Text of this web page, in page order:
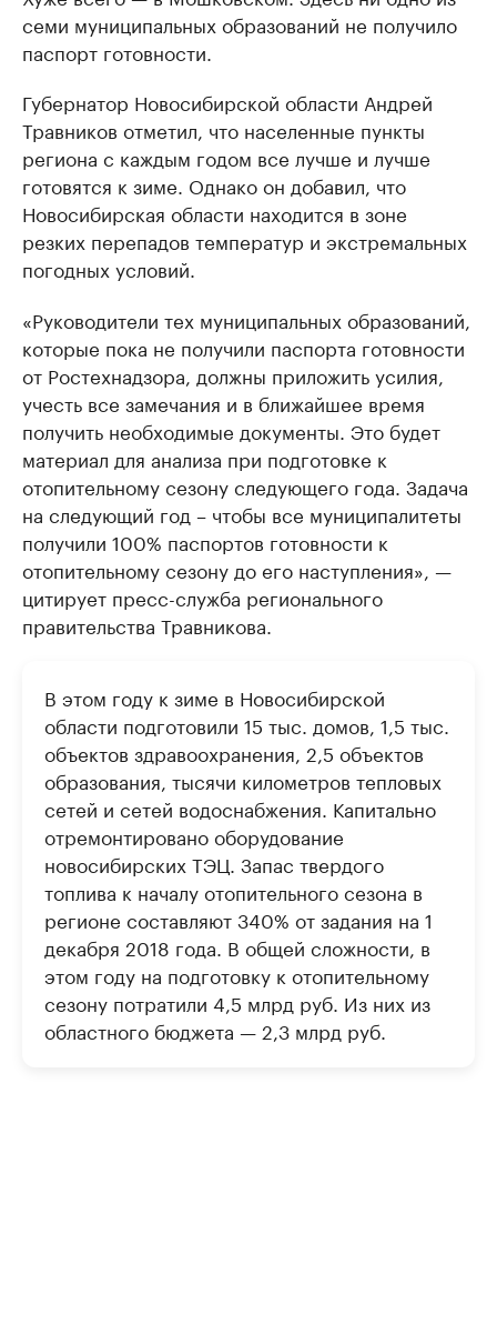
семи муниципальных образований не получило
паспорт готовности.
Губернатор Новосибирской области Андрей
Травников отметил, что населенные пункты
региона с каждым годом все лучше и лучше
готовятся к зиме. Однако он добавил, что
Новосибирская области находится в зоне
резких перепадов температур и экстремальных
погодных условий.
«Руководители тех муниципальных образований,
которые пока не получили паспорта готовности
от Ростехнадзора, должны приложить усилия,
учесть все замечания и в ближайшее время
получить необходимые документы. Это будет
материал для анализа при подготовке к
отопительному сезону следующего года. Задача
на следующий год – чтобы все муниципалитеты
получили 100% паспортов готовности к
отопительному сезону до его наступления», —
цитирует пресс-служба регионального
правительства Травникова.
В этом году к зиме в Новосибирской
области подготовили 15 тыс. домов, 1,5 тыс.
объектов здравоохранения, 2,5 объектов
образования, тысячи километров тепловых
сетей и сетей водоснабжения. Капитально
отремонтировано оборудование
новосибирских ТЭЦ. Запас твердого
топлива к началу отопительного сезона в
регионе составляют 340% от задания на 1
декабря 2018 года. В общей сложности, в
этом году на подготовку к отопительному
сезону потратили 4,5 млрд руб. Из них из
областного бюджета — 2,3 млрд руб.